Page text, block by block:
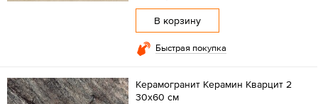
В корзину
Быстрая покупка
Керамогранит Керамин Кварцит 2
30х60 см